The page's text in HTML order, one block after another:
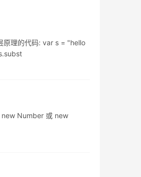
原理的代码: var s = "hello
new Number 或 new